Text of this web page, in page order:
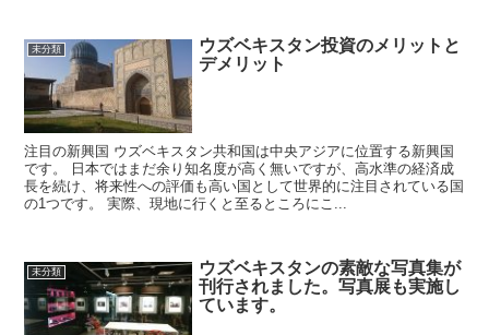
未分類
ウズベキスタン投資のメリットと
デメリット
注目の新興国 ウズベキスタン共和国は中央アジアに位置する新興国
です。 日本ではまだ余り知名度が高く無いですが、高水準の経済成
長を続け、将来性への評価も高い国として世界的に注目されている国
の1つです。 実際、現地に行くと至るところにこ...
未分類
ウズベキスタンの素敵な写真集が
刊行されました。写真展も実施し
ています。